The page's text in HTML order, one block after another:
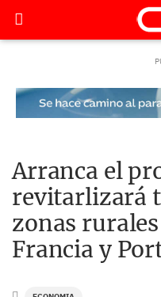
Arranca el
revitarlizará
zonas
Francia y